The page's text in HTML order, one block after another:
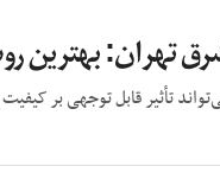
تهران: بهترین
تأثیر قابل توجهی بر